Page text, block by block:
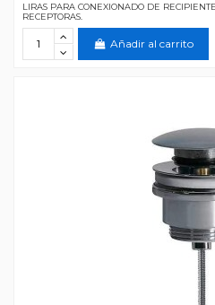
LIRAS PARA CONEXIONADO DE
RECEPTORAS.
Añadir al carrito